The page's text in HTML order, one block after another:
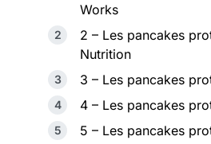
Works
2 – Les pancakes
Nutrition
3 – Les pancakes
4 – Les pancakes
5 – Les pancakes